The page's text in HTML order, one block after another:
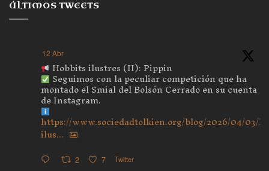
ÚLTIMOS TWEETS
12 Abr
Hobbits ilustres (II): Pippin
Seguimos con la peculiar competición que ha
montado el Smial del Bolsón Cerrado en su cuenta
de Instagram.
https://www.sociedadtolkien.org/blog/2026/04/03/
ilus...
2 7 Twitter